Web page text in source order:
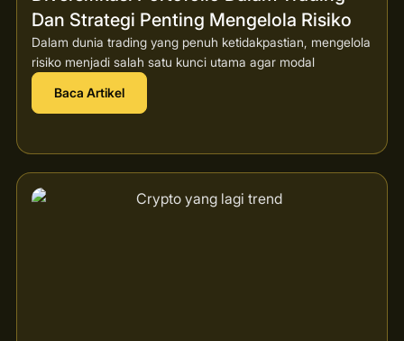
Dan Strategi Penting Mengelola Risiko
Dalam dunia trading yang penuh ketidakpastian, mengelola
risiko menjadi salah satu kunci utama agar modal
Baca Artikel